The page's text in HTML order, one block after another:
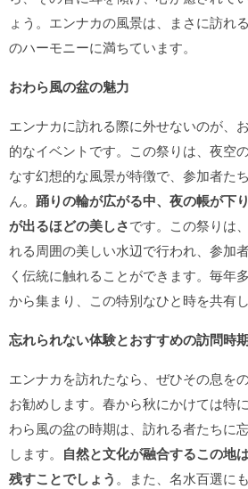
ょう。エンナカの風景は、まさに訪れ
のハーモニーに満ちています。
おわら風の盆の魅力
エンナカに訪れる際に外せないのが、
的なイベントです。この祭りは、夜空
なす幻想的な風景が特徴で、参加者た
ん。 踊りの輪が広がる中、夜の帳が下
が出るほどの美しさです。この祭りは
れる周囲の美しい水辺で行われ、参加
く伝統に触れることができます。毎年
から集まり、この特別なひと時を共有し
忘れられない体験とおすすめの訪問時
エンナカを訪れたなら、ぜひその息を
お勧めします。春から秋にかけては特
わら風の盆の時期は、訪れる者たちに
します。 自然と文化が融合するこの地
残すことでしょう 。また、名水百選に